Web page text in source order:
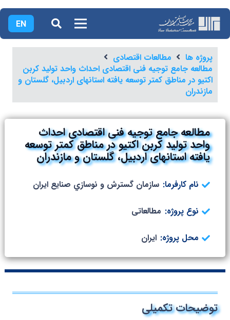
EN
پروژه ها
مطالعات اقتصادی
مطالعه جامع توجیه فنی اقتصادی احداث واحد تولید کربن
اکتیو در مناطق کمتر توسعه یافته استانهای اردبیل، گلستان و
مازندران
مطالعه جامع توجیه فنی اقتصادی احداث
واحد تولید کربن اکتیو در مناطق کمتر توسعه
یافته استانهای اردبیل، گلستان و مازندران
نام کارفرما: سازمان گسترش و نوسازي صنايع ايران
نوع پروژه: مطالعاتی
محل پروژه: ایران
توضیحات تکمیلی